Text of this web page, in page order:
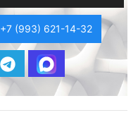
+7 (993) 621-14-32